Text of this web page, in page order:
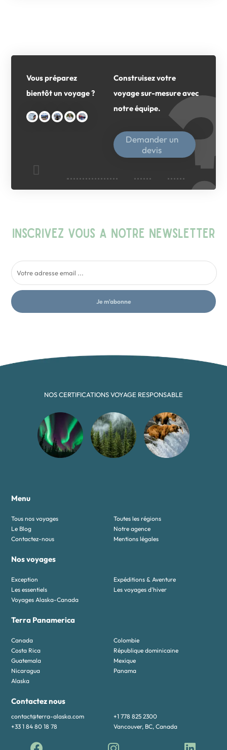
Vous préparez
bientôt un voyage ?
Construisez votre
voyage sur-mesure avec
notre équipe.
Demander un
devis
INSCRIVEZ VOUS A NOTRE NEWSLETTER
Je m'abonne
NOS CERTIFICATIONS VOYAGE RESPONSABLE
Menu
Tous nos voyages
Toutes les régions
Le Blog
Notre agence
Contactez-nous
Mentions légales
Nos voyages
Exception
Expéditions & Aventure
Les essentiels
Les voyages d'hiver
Voyages Alaska-Canada
Terra Panamerica
Canada
Colombie
Costa Rica
République dominicaine
Guatemala
Mexique
Nicaragua
Panama
Alaska
Contactez nous
contact@terra-alaska.com
+1 778 825 2300
+33 1 84 80 18 78
Vancouver, BC, Canada